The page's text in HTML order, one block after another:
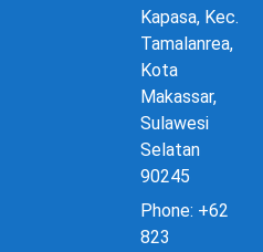
Kapasa, Kec.
Tamalanrea,
Kota
Makassar,
Sulawesi
Selatan
90245
Phone: +62
823